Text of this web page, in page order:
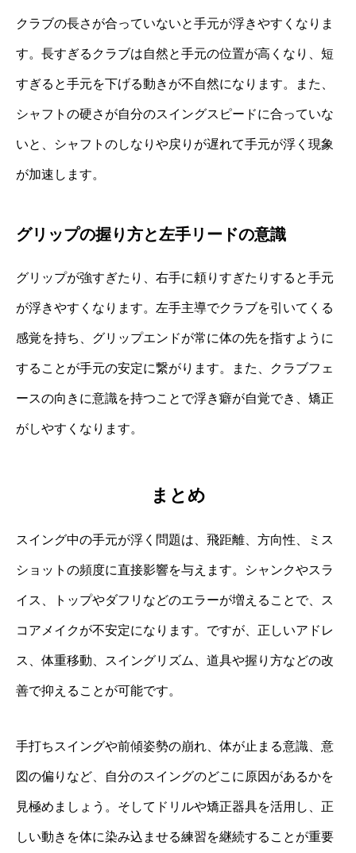
クラブの長さが合っていないと手元が浮きやすくなりま
す。長すぎるクラブは自然と手元の位置が高くなり、短
すぎると手元を下げる動きが不自然になります。また、
シャフトの硬さが自分のスイングスピードに合っていな
いと、シャフトのしなりや戻りが遅れて手元が浮く現象
が加速します。
グリップの握り方と左手リードの意識
グリップが強すぎたり、右手に頼りすぎたりすると手元
が浮きやすくなります。左手主導でクラブを引いてくる
感覚を持ち、グリップエンドが常に体の先を指すように
することが手元の安定に繋がります。また、クラブフェ
ースの向きに意識を持つことで浮き癖が自覚でき、矯正
がしやすくなります。
まとめ
スイング中の手元が浮く問題は、飛距離、方向性、ミス
ショットの頻度に直接影響を与えます。シャンクやスラ
イス、トップやダフリなどのエラーが増えることで、ス
コアメイクが不安定になります。ですが、正しいアドレ
ス、体重移動、スイングリズム、道具や握り方などの改
善で抑えることが可能です。
手打ちスイングや前傾姿勢の崩れ、体が止まる意識、意
図の偏りなど、自分のスイングのどこに原因があるかを
見極めましょう。そしてドリルや矯正器具を活用し、正
しい動きを体に染み込ませる練習を継続することが重要